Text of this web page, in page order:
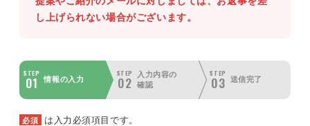
し上げられない場合がございます。
STEP
01 情報の入力
STEP
02
入力内容の
確認
STEP
03 送信完了
必須 は入力必須項目です。